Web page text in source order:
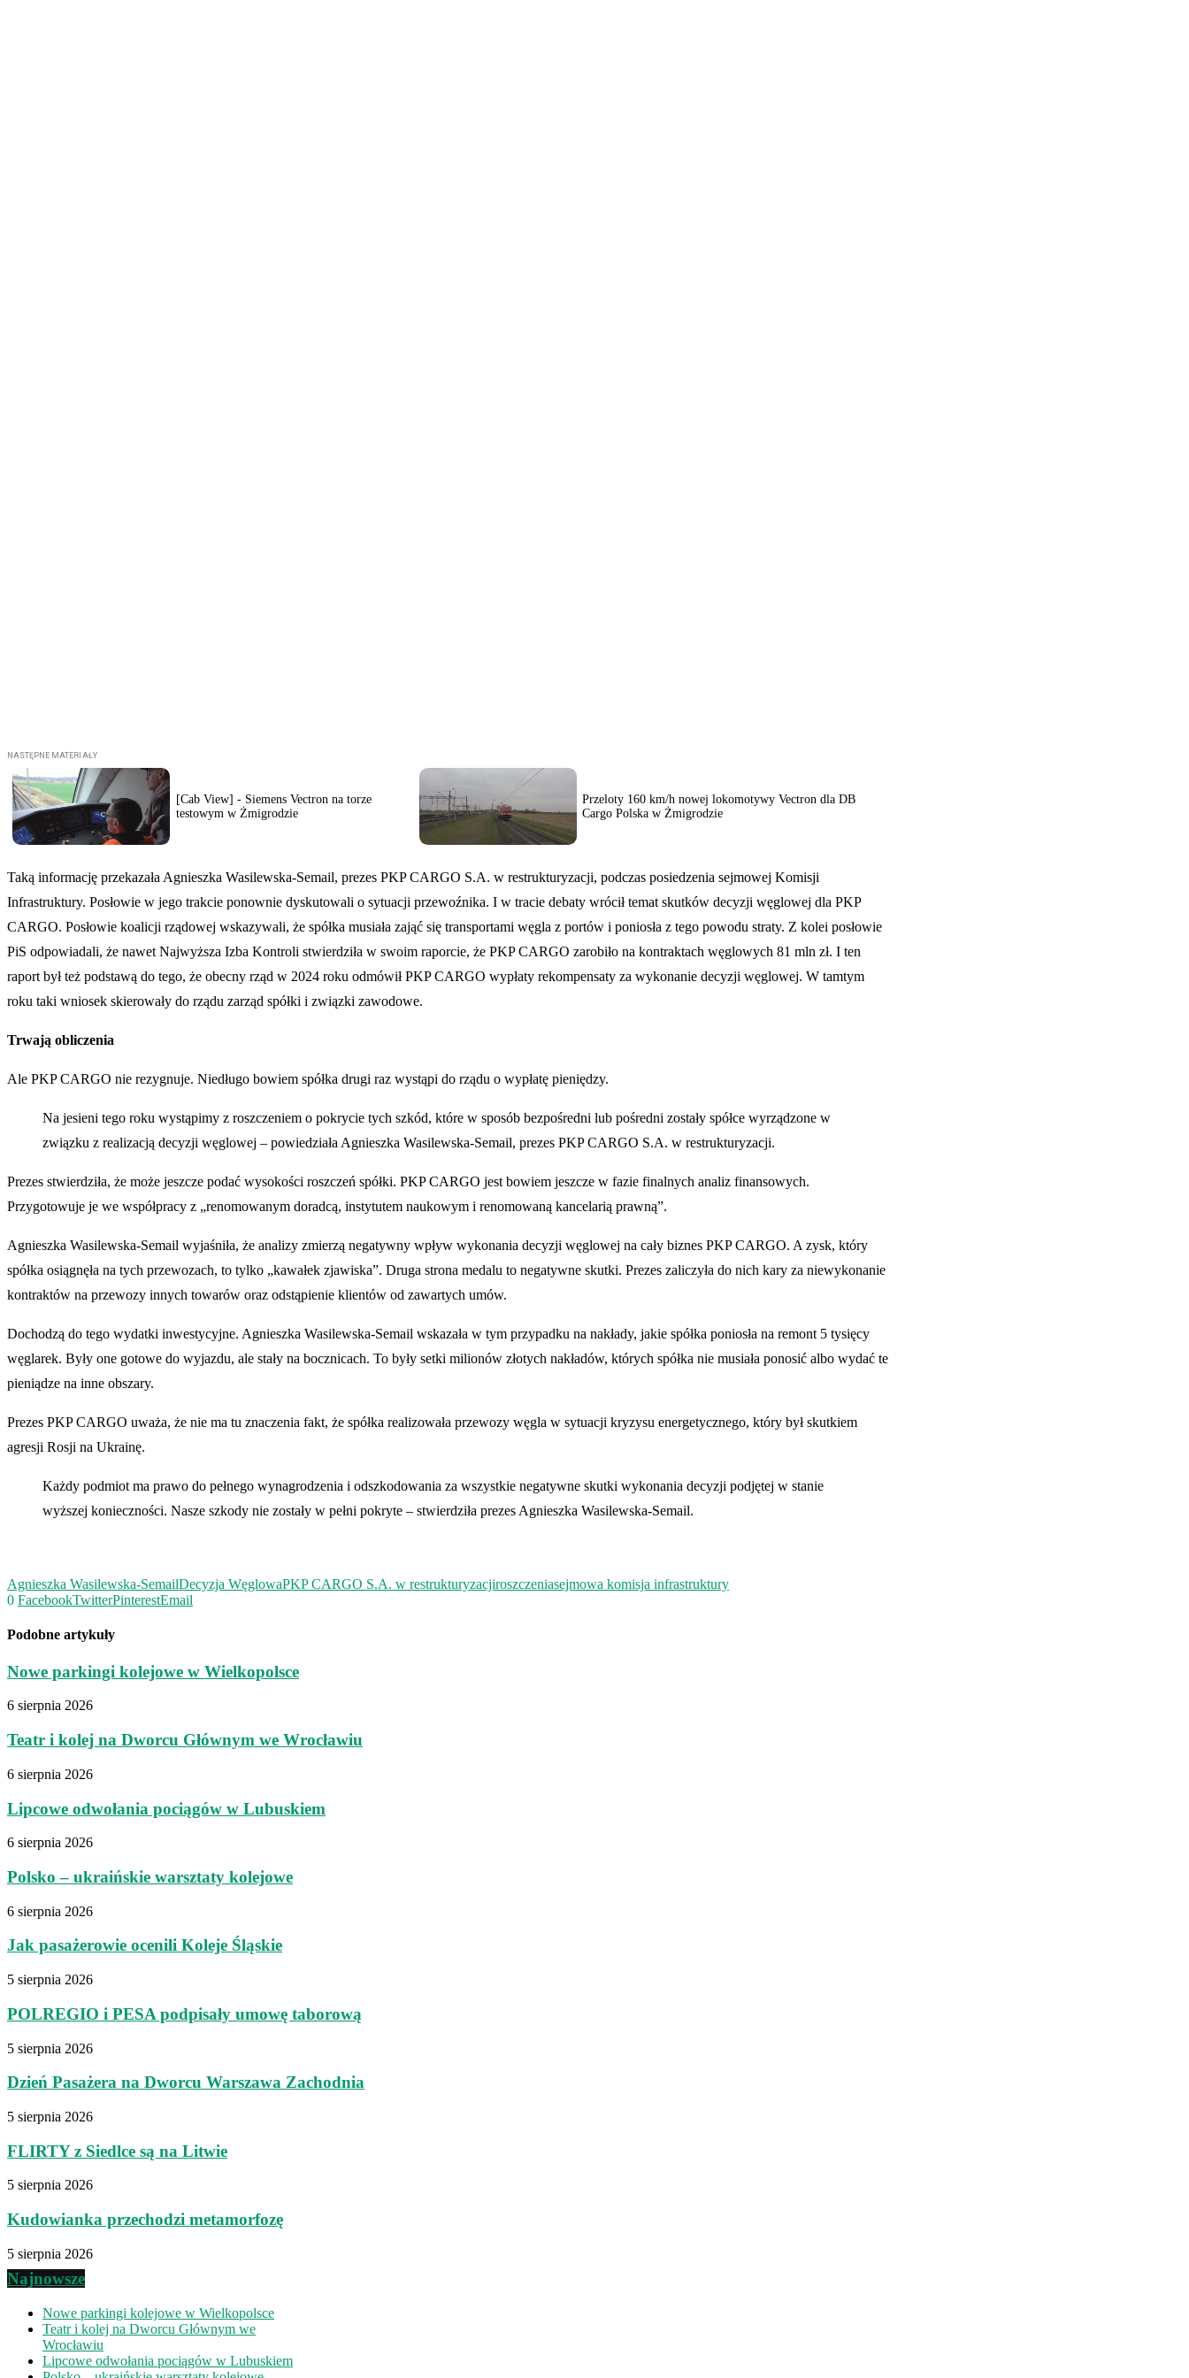
[Cab View] - Siemens Vectron na torze
testowym w Żmigrodzie
Przeloty 160 km/h nowej lokomotywy Vectron dla DB
Cargo Polska w Żmigrodzie
Taką informację przekazała Agnieszka Wasilewska-Semail, prezes PKP CARGO S.A. w restrukturyzacji, podczas posiedzenia sejmowej Komisji
Infrastruktury. Posłowie w jego trakcie ponownie dyskutowali o sytuacji przewoźnika. I w tracie debaty wrócił temat skutków decyzji węglowej dla PKP
CARGO. Posłowie koalicji rządowej wskazywali, że spółka musiała zająć się transportami węgla z portów i poniosła z tego powodu straty. Z kolei posłowie
PiS odpowiadali, że nawet Najwyższa Izba Kontroli stwierdziła w swoim raporcie, że PKP CARGO zarobiło na kontraktach węglowych 81 mln zł. I ten
raport był też podstawą do tego, że obecny rząd w 2024 roku odmówił PKP CARGO wypłaty rekompensaty za wykonanie decyzji węglowej. W tamtym
roku taki wniosek skierowały do rządu zarząd spółki i związki zawodowe.
Trwają obliczenia
Ale PKP CARGO nie rezygnuje. Niedługo bowiem spółka drugi raz wystąpi do rządu o wypłatę pieniędzy.
Na jesieni tego roku wystąpimy z roszczeniem o pokrycie tych szkód, które w sposób bezpośredni lub pośredni zostały spółce wyrządzone w
związku z realizacją decyzji węglowej – powiedziała Agnieszka Wasilewska-Semail, prezes PKP CARGO S.A. w restrukturyzacji.
Prezes stwierdziła, że może jeszcze podać wysokości roszczeń spółki. PKP CARGO jest bowiem jeszcze w fazie finalnych analiz finansowych.
Przygotowuje je we współpracy z „renomowanym doradcą, instytutem naukowym i renomowaną kancelarią prawną”.
Agnieszka Wasilewska-Semail wyjaśniła, że analizy zmierzą negatywny wpływ wykonania decyzji węglowej na cały biznes PKP CARGO. A zysk, który
spółka osiągnęła na tych przewozach, to tylko „kawałek zjawiska”. Druga strona medalu to negatywne skutki. Prezes zaliczyła do nich kary za niewykonanie
kontraktów na przewozy innych towarów oraz odstąpienie klientów od zawartych umów.
Dochodzą do tego wydatki inwestycyjne. Agnieszka Wasilewska-Semail wskazała w tym przypadku na nakłady, jakie spółka poniosła na remont 5 tysięcy
węglarek. Były one gotowe do wyjazdu, ale stały na bocznicach. To były setki milionów złotych nakładów, których spółka nie musiała ponosić albo wydać te
pieniądze na inne obszary.
Prezes PKP CARGO uważa, że nie ma tu znaczenia fakt, że spółka realizowała przewozy węgla w sytuacji kryzysu energetycznego, który był skutkiem
agresji Rosji na Ukrainę.
Każdy podmiot ma prawo do pełnego wynagrodzenia i odszkodowania za wszystkie negatywne skutki wykonania decyzji podjętej w stanie
wyższej konieczności. Nasze szkody nie zostały w pełni pokryte – stwierdziła prezes Agnieszka Wasilewska-Semail.
Agnieszka Wasilewska-SemailDecyzja WęglowaPKP CARGO S.A. w restrukturyzacjiroszczeniasejmowa komisja infrastruktury
0 FacebookTwitterPinterestEmail
Podobne artykuły
Nowe parkingi kolejowe w Wielkopolsce
6 sierpnia 2026
Teatr i kolej na Dworcu Głównym we Wrocławiu
6 sierpnia 2026
Lipcowe odwołania pociągów w Lubuskiem
6 sierpnia 2026
Polsko – ukraińskie warsztaty kolejowe
6 sierpnia 2026
Jak pasażerowie ocenili Koleje Śląskie
5 sierpnia 2026
POLREGIO i PESA podpisały umowę taborową
5 sierpnia 2026
Dzień Pasażera na Dworcu Warszawa Zachodnia
5 sierpnia 2026
FLIRTY z Siedlce są na Litwie
5 sierpnia 2026
Kudowianka przechodzi metamorfozę
5 sierpnia 2026
Najnowsze
Nowe parkingi kolejowe w Wielkopolsce
Teatr i kolej na Dworcu Głównym we
Wrocławiu
Lipcowe odwołania pociągów w Lubuskiem